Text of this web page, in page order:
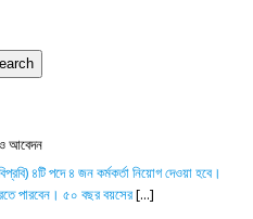
আবেদন
৪টি পদে ৪ জন কর্মকর্তা নিয়োগ দেওয়া হবে।
পারবেন। ৫০ বছর বয়সের[...]